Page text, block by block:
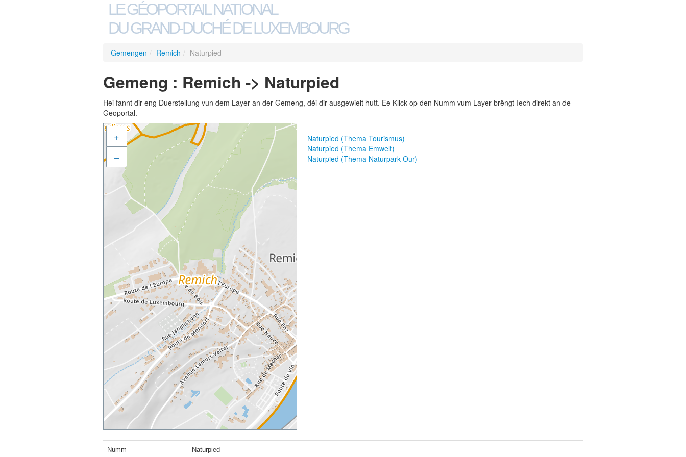
LE GÉOPORTAIL NATIONAL
DU GRAND-DUCHÉ DE LUXEMBOURG
Gemengen / Remich / Naturpied
Gemeng : Remich -> Naturpied
Hei fannt dir eng Duerstellung vun dem Layer an der Gemeng, déi dir ausgewielt hutt. Ee Klick op den Numm vum Layer brëngt Iech direkt an de
Geoportal.
+
–
Naturpied (Thema Tourismus)
Naturpied (Thema Emwelt)
Naturpied (Thema Naturpark Our)
Numm Naturpied